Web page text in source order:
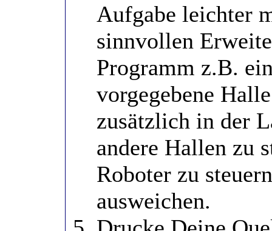
Aufgabe leichter
sinnvollen
Programm z.B.
vorgegebene
zusätzlich in der
andere Hallen zu
Roboter zu
ausweichen.